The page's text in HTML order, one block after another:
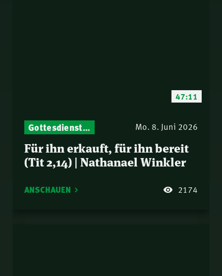
47:11
Gottesdienst-Botschaften – Jeden Sonntag neu: Aktuelle Predigten vom Mitternachtsruf Mo. 8. Juni 2026
Für ihn erkauft, für ihn bereit
(Tit 2,14) | Nathanael Winkler
ANSCHAUEN 2174